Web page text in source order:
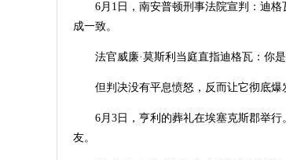
6月1日，南安普顿刑事法院宣判：迪
成一致。
法官威廉·莫斯利当庭直指迪格瓦：你
但判决没有平息愤怒，反而让它彻底爆
6月3日，亨利的葬礼在埃塞克斯郡举
友。